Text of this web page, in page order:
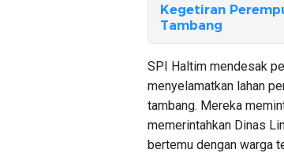
Kegetiran
Tambang
SPI Haltim mendesak
menyelamatkan lahan
tambang. Mereka
memerintahkan Dinas
bertemu dengan warga